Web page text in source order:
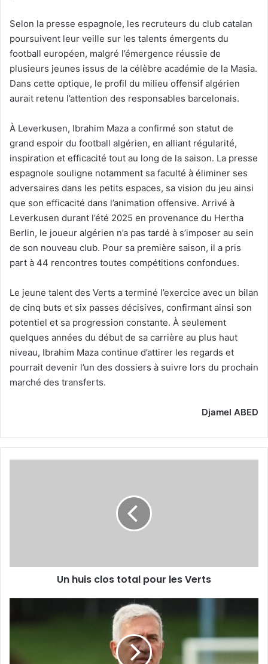
Selon la presse espagnole, les recruteurs du club catalan
poursuivent leur veille sur les talents émergents du
football européen, malgré l’émergence réussie de
plusieurs jeunes issus de la célèbre académie de la Masia.
Dans cette optique, le profil du milieu offensif algérien
aurait retenu l’attention des responsables barcelonais.
À Leverkusen, Ibrahim Maza a confirmé son statut de
grand espoir du football algérien, en alliant régularité,
inspiration et efficacité tout au long de la saison. La presse
espagnole souligne notamment sa faculté à éliminer ses
adversaires dans les petits espaces, sa vision du jeu ainsi
que son efficacité dans l’animation offensive. Arrivé à
Leverkusen durant l’été 2025 en provenance du Hertha
Berlin, le joueur algérien n’a pas tardé à s’imposer au sein
de son nouveau club. Pour sa première saison, il a pris
part à 44 rencontres toutes compétitions confondues.
Le jeune talent des Verts a terminé l’exercice avec un bilan
de cinq buts et six passes décisives, confirmant ainsi son
potentiel et sa progression constante. À seulement
quelques années du début de sa carrière au plus haut
niveau, Ibrahim Maza continue d’attirer les regards et
pourrait devenir l’un des dossiers à suivre lors du prochain
marché des transferts.
Djamel ABED
Un huis clos total pour les Verts